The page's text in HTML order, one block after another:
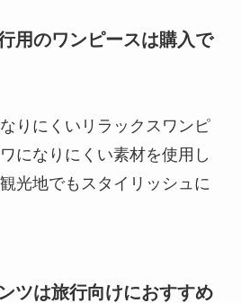
用のワンピースは購入で
りにくいリラックスワンピ
になりにくい素材を使用し
光地でもスタイリッシュに
ツは旅行向けにおすすめ